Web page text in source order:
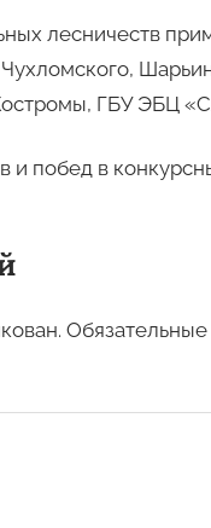
лесничеств
ГБУ ЭБЦ
побед в